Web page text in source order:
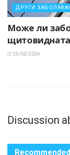
ДРУГИ
Може ли
25/02/2024
Discussion
Recommended